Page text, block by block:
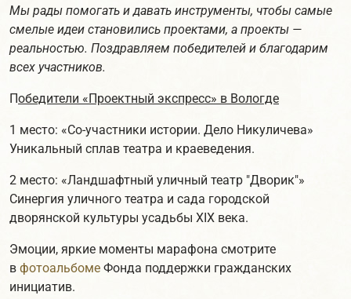
Мы рады помогать и давать инструменты, чтобы самые
смелые идеи становились проектами, а проекты —
реальностью. Поздравляем победителей и благодарим
всех участников.
Победители «Проектный экспресс» в Вологде
1 место: «Со-участники истории. Дело Никуличева»
Уникальный сплав театра и краеведения.
2 место: «Ландшафтный уличный театр "Дворик"»
Синергия уличного театра и сада городской
дворянской культуры усадьбы XIX века.
Эмоции, яркие моменты марафона смотрите
в фотоальбоме Фонда поддержки гражданских
инициатив.